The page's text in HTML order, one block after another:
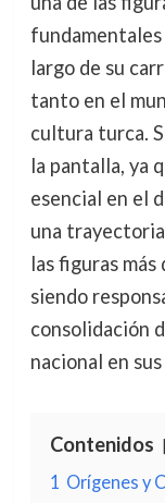
largo de su
tanto en el
cultura turca.
la pantalla, ya
esencial en el
una
las figuras
siendo
consolidación
nacional en
Contenidos
1 Orígenes y